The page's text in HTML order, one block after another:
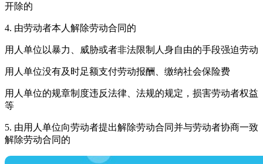
开除的
4. 由劳动者本人解除劳动合同的
用人单位以暴力、威胁或者非法限制人身自由的手段强迫劳动
用人单位没有及时足额支付劳动报酬、缴纳社会保险费
用人单位的规章制度违反法律、法规的规定，损害劳动者权益
等
5. 由用人单位向劳动者提出解除劳动合同并与劳动者协商一致
解除劳动合同的